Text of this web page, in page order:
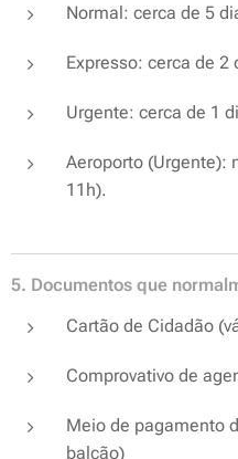
Normal: cerca de 5
Expresso: cerca de 2
Urgente: cerca de 1
Aeroporto (Urgente):
11h).
5. Documentos que
Cartão de Cidadão
Comprovativo de
Meio de pagamento
balcão)